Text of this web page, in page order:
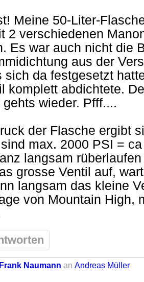
Meine 50-Liter-
2 verschiedenen
Es war auch nicht die
aus der
sich da festgesetzt
komplett abdichtete.
wieder. Pfff....
der Flasche ergibt
max. 2000 PSI =
langsam
grosse Ventil auf,
langsam das kleine
von Mountain High,
Frank Naumann an Andreas Müller